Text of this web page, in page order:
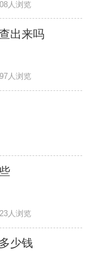
人浏览
出来吗
人浏览
人浏览
少钱